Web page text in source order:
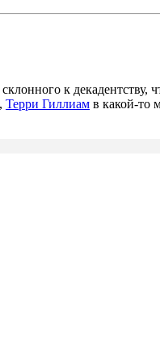
к
Терри Гиллиам в какой-то